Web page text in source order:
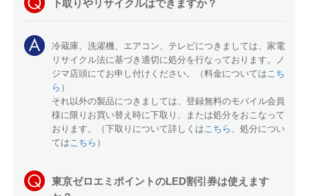
下取りやリサイクルはできますか？
冷蔵庫、洗濯機、エアコン、テレビにつきましては、家電
リサイクル法に基づき適切に処分を行なっております。ノ
ジマ店頭にてお申し付けください。（料金についてはこち
ら ）
それ以外の製品につきましては、登録無料のモバイル会員
様に限りお買い替え時に下取り、または処分をおこなって
おります。（下取りについて詳しくはこちら 、処分につい
てはこちら ）
東京ゼロエミポイントのLED割引券は使えます